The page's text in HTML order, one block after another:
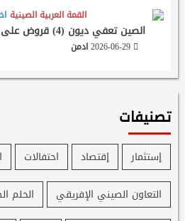
القمة العربية الصينية
الصين تعفي ديون (4) قروض على السودان
ادمن
تصنيفات
إستثمار إقتصاد احتفالات
التعاون الصيني الإفريقي
الحلم